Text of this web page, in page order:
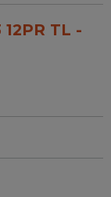
TL -